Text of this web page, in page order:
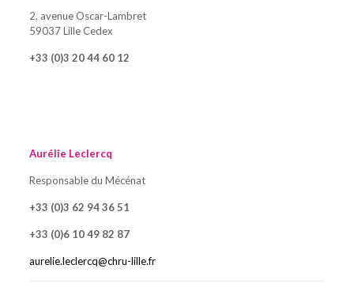
2, avenue Oscar-Lambret
59037 Lille Cedex
+33 (0)3 20 44 60 12
Aurélie Leclercq
Responsable du Mécénat
+33 (0)3 62 94 36 51
+33 (0)6 10 49 82 87
aurelie.leclercq@chru-lille.fr